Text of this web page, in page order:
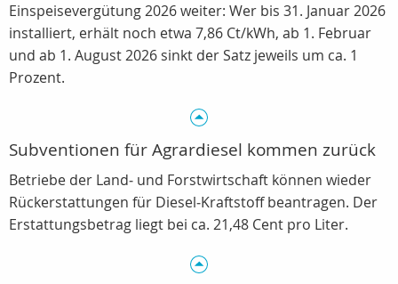
Einspeisevergütung 2026 weiter: Wer bis 31. Januar 2026
installiert, erhält noch etwa 7,86 Ct/kWh, ab 1. Februar
und ab 1. August 2026 sinkt der Satz jeweils um ca. 1
Prozent.
Subventionen für Agrardiesel kommen zurück
Betriebe der Land‑ und Forstwirtschaft können wieder
Rückerstattungen für Diesel‑Kraftstoff beantragen. Der
Erstattungsbetrag liegt bei ca. 21,48 Cent pro Liter.